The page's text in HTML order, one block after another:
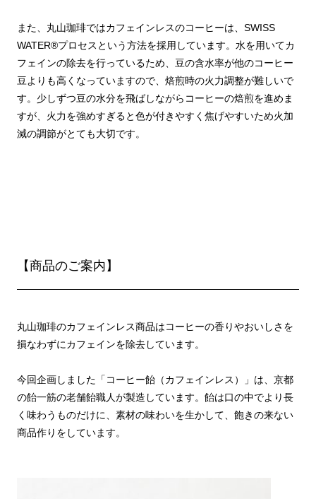
また、丸山珈琲ではカフェインレスのコーヒーは、SWISS
WATER®プロセスという方法を採用しています。水を用いてカ
フェインの除去を行っているため、豆の含水率が他のコーヒー
豆よりも高くなっていますので、焙煎時の火力調整が難しいで
す。少しずつ豆の水分を飛ばしながらコーヒーの焙煎を進めま
すが、火力を強めすぎると色が付きやすく焦げやすいため火加
減の調節がとても大切です。
【商品のご案内】
丸山珈琲のカフェインレス商品はコーヒーの香りやおいしさを
損なわずにカフェインを除去しています。
今回企画しました「コーヒー飴（カフェインレス）」は、京都
の飴一筋の老舗飴職人が製造しています。飴は口の中でより長
く味わうものだけに、素材の味わいを生かして、飽きの来ない
商品作りをしています。